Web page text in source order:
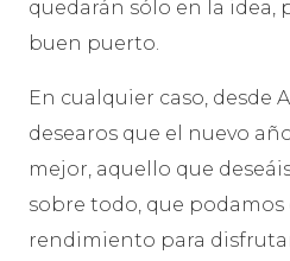
quedarán sólo en la idea,
buen puerto.
En cualquier caso, desde
desearos que el nuevo
mejor, aquello que
sobre todo, que podamos
rendimiento para